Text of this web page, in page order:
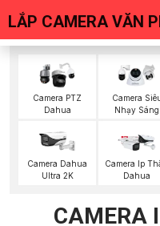
LẮP CAMERA VĂN
Camera PTZ
Dahua
Camera
Nhạy Sáng
Camera Dahua
Ultra 2K
Camera Ip
Dahua
CAMERA